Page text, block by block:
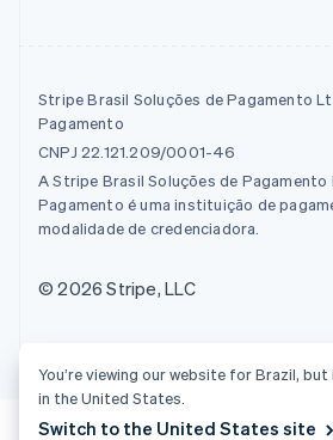
Stripe Brasil Soluções de Pagamento
Pagamento
CNPJ 22.121.209/0001-46
A Stripe Brasil Soluções de
Pagamento é uma instituição de
modalidade de credenciadora.
© 2026 Stripe, LLC
You’re viewing our website for Brazil,
in the United States.
Switch to the United States site